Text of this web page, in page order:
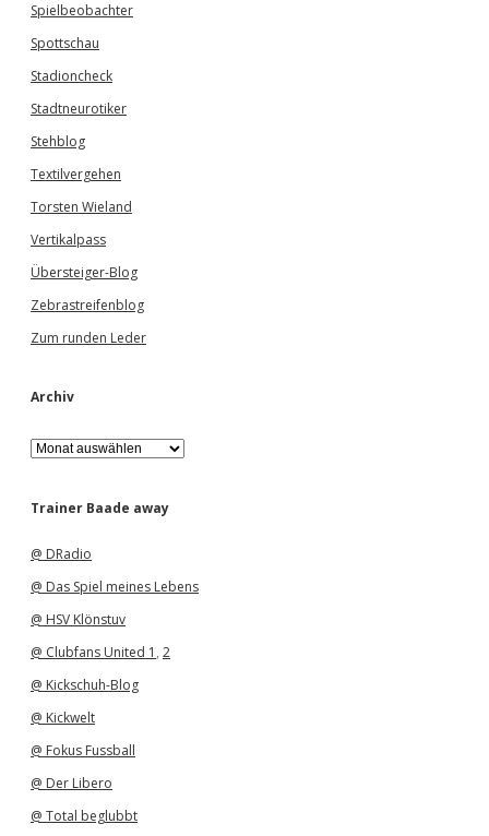
Spielbeobachter
Spottschau
Stadioncheck
Stadtneurotiker
Stehblog
Textilvergehen
Torsten Wieland
Vertikalpass
Übersteiger-Blog
Zebrastreifenblog
Zum runden Leder
Archiv
A
r
h
Trainer Baade away
@ DRadio
@ Das Spiel meines Lebens
@ HSV Klönstuv
@ Clubfans United 1 , 2
@ Kickschuh-Blog
@ Kickwelt
@ Fokus Fussball
@ Der Libero
@ Total beglubbt